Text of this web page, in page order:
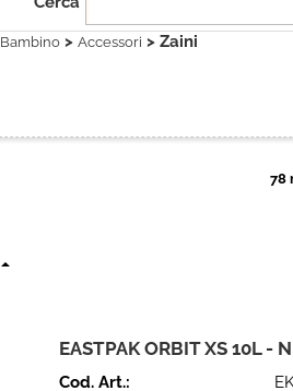
Bambino > Accessori > Zaini
78
EASTPAK ORBIT XS 10L -
Cod. Art.: